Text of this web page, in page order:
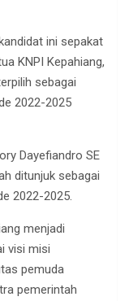
ini sepakat
KNPI Kepahiang,
sebagai
2022-2025
Dayefiandro SE
ditunjuk sebagai
2022-2025.
menjadi
visi misi
pemuda
pemerintah